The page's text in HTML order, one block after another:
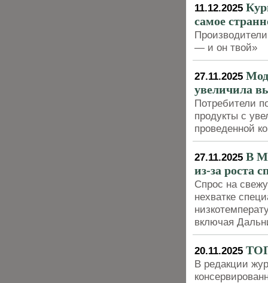
11.12.2025
самое
— и он твой»
27.11.2025
увеличила
Потребители
продукты с
проведенной
27.11.2025 В
из-за роста
Спрос на
нехватке
включая
20.11.2025
В редакции